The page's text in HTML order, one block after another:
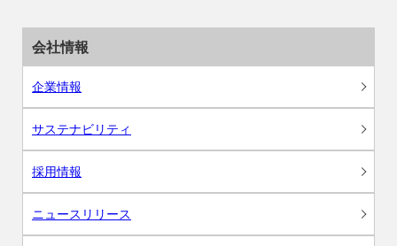
会社情報
企業情報
サステナビリティ
採用情報
ニュースリリース